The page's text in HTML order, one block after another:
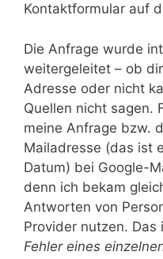
Kontaktformular auf
Die Anfrage wurde
weitergeleitet – ob
Adresse oder nicht
Quellen nicht sagen.
meine Anfrage bzw.
Mailadresse (das ist
Datum) bei Google-
denn ich bekam
Antworten von
Provider nutzen. Das
Fehler eines